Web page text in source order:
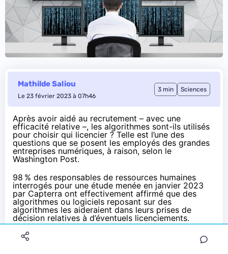
Mathilde Saliou
Le 23 février 2023 à 07h46
3 min Sciences
Après avoir aidé au recrutement – avec une
efficacité relative –, les algorithmes sont-ils utilisés
pour choisir qui licencier ? Telle est l’une des
questions que se posent les employés des grandes
entreprises numériques, à raison, selon le
Washington Post.
98 % des responsables de ressources humaines
interrogés pour une étude menée en janvier 2023
par Capterra ont effectivement affirmé que des
algorithmes ou logiciels reposant sur des
algorithmes les aideraient dans leurs prises de
décision relatives à d’éventuels licenciements.
Après Meta et Twitter, Amazon devrait licencier